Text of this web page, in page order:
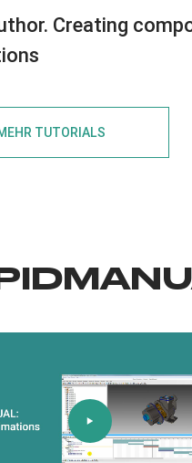
Creating
TUTORIALS